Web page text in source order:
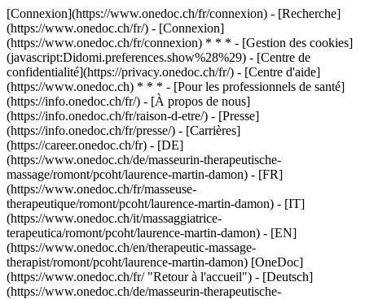
[Connexion](https://www.onedoc.ch/fr/connexion) - [Recherche]
(https://www.onedoc.ch/fr/) - [Connexion]
(https://www.onedoc.ch/fr/connexion) * * * - [Gestion des cookies]
(javascript:Didomi.preferences.show%28%29) - [Centre de
confidentialité](https://privacy.onedoc.ch/fr/) - [Centre d'aide]
(https://www.onedoc.ch) * * * - [Pour les professionnels de santé]
(https://info.onedoc.ch/fr/) - [À propos de nous]
(https://info.onedoc.ch/fr/raison-d-etre/) - [Presse]
(https://info.onedoc.ch/fr/presse/) - [Carrières]
(https://career.onedoc.ch/fr) - [DE]
(https://www.onedoc.ch/de/masseurin-therapeutische-
massage/romont/pcoht/laurence-martin-damon) - [FR]
(https://www.onedoc.ch/fr/masseuse-
therapeutique/romont/pcoht/laurence-martin-damon) - [IT]
(https://www.onedoc.ch/it/massaggiatrice-
terapeutica/romont/pcoht/laurence-martin-damon) - [EN]
(https://www.onedoc.ch/en/therapeutic-massage-
therapist/romont/pcoht/laurence-martin-damon) [OneDoc]
(https://www.onedoc.ch/fr/ "Retour à l'accueil") - [Deutsch]
(https://www.onedoc.ch/de/masseurin-therapeutische-